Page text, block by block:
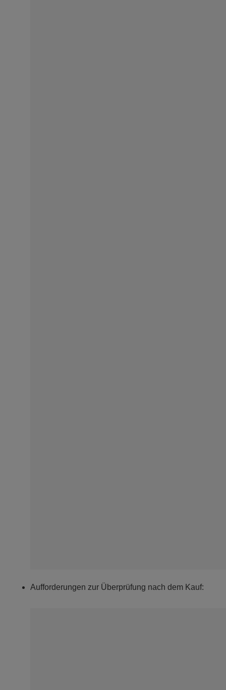
Aufforderungen zur Überprüfung nach dem Kauf: